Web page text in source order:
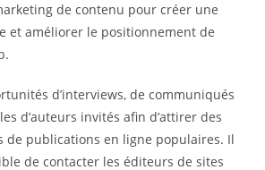
de contenu pour créer une
et améliorer le positionnement de
d’interviews, de communiqués
d’auteurs invités afin d’attirer des
de publications en ligne populaires. Il
de contacter les éditeurs de sites